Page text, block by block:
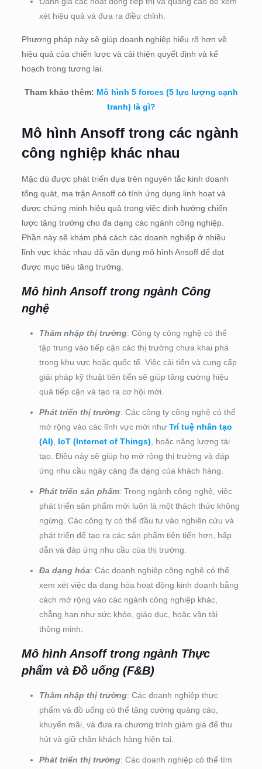
xét hiệu quả và đưa ra điều chỉnh.
Phương pháp này sẽ giúp doanh nghiệp hiểu rõ hơn về
hiệu quả của chiến lược và cải thiện quyết định và kế
hoạch trong tương lai.
Tham khảo thêm: Mô hình 5 forces (5 lực lượng cạnh
tranh) là gì?
Mô hình Ansoff trong các ngành
công nghiệp khác nhau
Mặc dù được phát triển dựa trên nguyên tắc kinh doanh
tổng quát, ma trận Ansoff có tính ứng dụng linh hoạt và
được chứng minh hiệu quả trong việc định hướng chiến
lược tăng trưởng cho đa dạng các ngành công nghiệp.
Phần này sẽ khám phá cách các doanh nghiệp ở nhiều
lĩnh vực khác nhau đã vận dụng mô hình Ansoff để đạt
được mục tiêu tăng trưởng.
Mô hình Ansoff trong ngành Công
nghệ
Thâm nhập thị trường: Công ty công nghệ có thể
tập trung vào tiếp cận các thị trường chưa khai phá
trong khu vực hoặc quốc tế. Việc cải tiến và cung cấp
giải pháp kỹ thuật tiên tiến sẽ giúp tăng cường hiệu
quả tiếp cận và tạo ra cơ hội mới.
Phát triển thị trường: Các công ty công nghệ có thể
mở rộng vào các lĩnh vực mới như Trí tuệ nhân tạo
(AI), IoT (Internet of Things), hoặc năng lượng tái
tạo. Điều này sẽ giúp họ mở rộng thị trường và đáp
ứng nhu cầu ngày càng đa dạng của khách hàng.
Phát triển sản phẩm: Trong ngành công nghệ, việc
phát triển sản phẩm mới luôn là một thách thức không
ngừng. Các công ty có thể đầu tư vào nghiên cứu và
phát triển để tạo ra các sản phẩm tiên tiến hơn, hấp
dẫn và đáp ứng nhu cầu của thị trường.
Đa dạng hóa: Các doanh nghiệp công nghệ có thể
xem xét việc đa dạng hóa hoạt động kinh doanh bằng
cách mở rộng vào các ngành công nghiệp khác,
chẳng hạn như sức khỏe, giáo dục, hoặc vận tải
thông minh.
Mô hình Ansoff trong ngành Thực
phẩm và Đồ uống (F&B)
Thâm nhập thị trường: Các doanh nghiệp thực
phẩm và đồ uống có thể tăng cường quảng cáo,
khuyến mãi, và đưa ra chương trình giảm giá để thu
hút và giữ chân khách hàng hiện tại.
Phát triển thị trường: Các doanh nghiệp có thể tìm